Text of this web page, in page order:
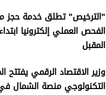
"الترخيص" تطلق خدمة حجز
الفحص العملي إلكترونيا
المقبل
وزير الاقتصاد الرقمي يفتتح
التكنولوجي منصة الشمال